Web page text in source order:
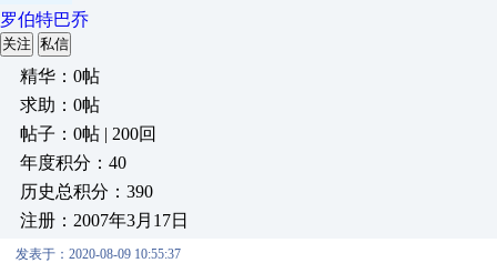
罗伯特巴乔
关注 私信
精华：0帖
求助：0帖
帖子：0帖 | 200回
年度积分：40
历史总积分：390
注册：2007年3月17日
发表于：2020-08-09 10:55:37